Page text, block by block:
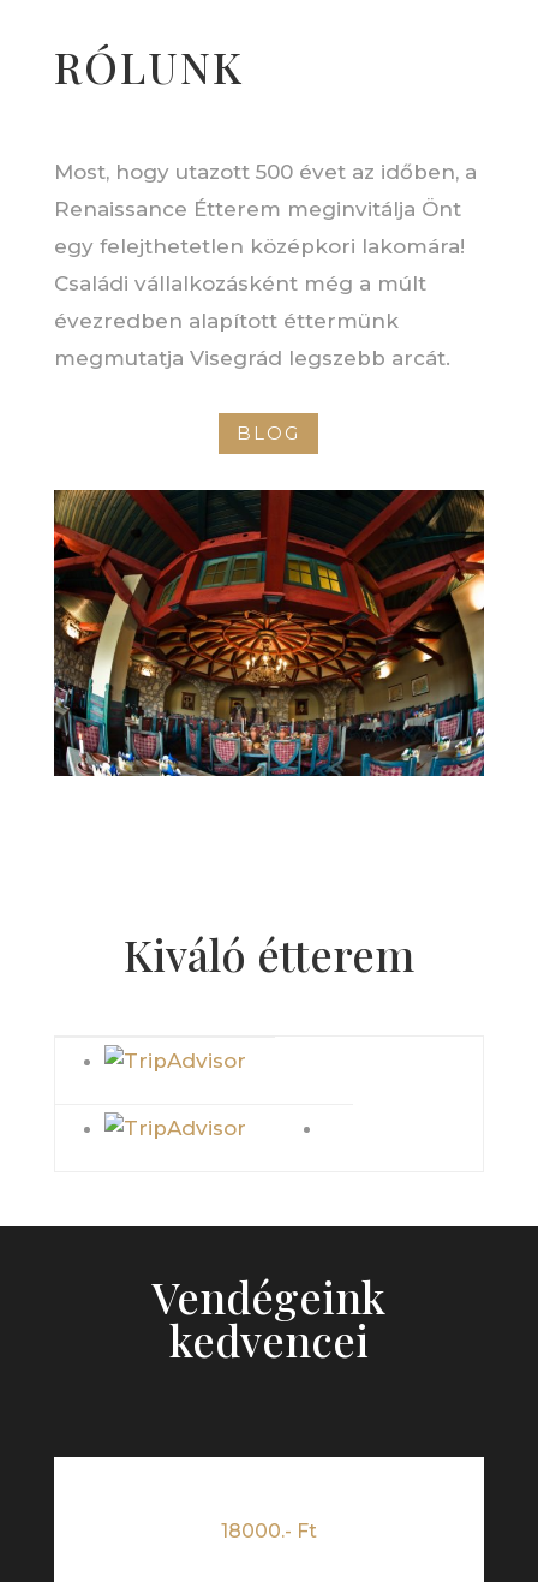
RÓLUNK
Most, hogy utazott 500 évet az időben, a
Renaissance Étterem meginvitálja Önt
egy felejthetetlen középkori lakomára!
Családi vállalkozásként még a múlt
évezredben alapított éttermünk
megmutatja Visegrád legszebb arcát.
BLOG
Kiváló étterem
Vendégeink
kedvencei
18000.- Ft